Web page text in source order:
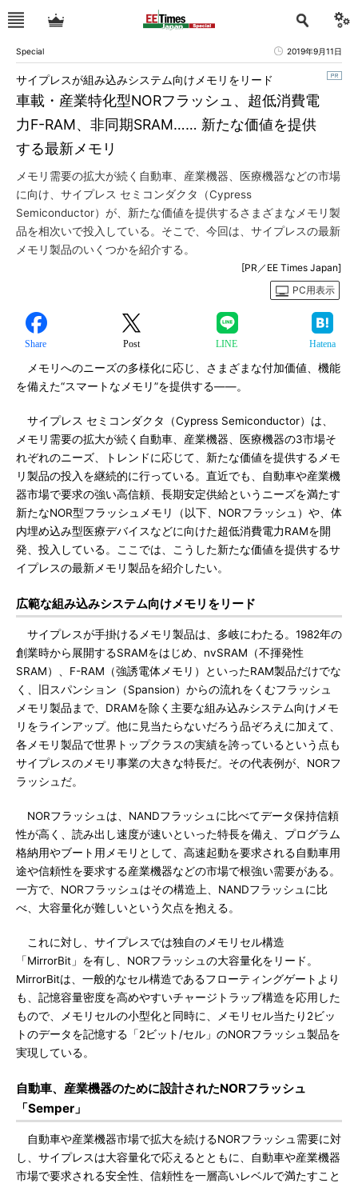
Special 2019年9月11日
車載・産業特化型NORフラッシュ、超低消費電
力F-RAM、非同期SRAM…… 新たな価値を提供
する最新メモリ
サイプレスが組み込みシステム向けメモリをリード
メモリ需要の拡大が続く自動車、産業機器、医療機器などの市場
に向け、サイプレス セミコンダクタ（Cypress
Semiconductor）が、新たな価値を提供するさまざまなメモリ製
品を相次いで投入している。そこで、今回は、サイプレスの最新
メモリ製品のいくつかを紹介する。
[PR／EE Times Japan]
PC用表示
Share Post LINE Hatena
メモリへのニーズの多様化に応じ、さまざまな付加価値、機能
を備えた“スマートなメモリ”を提供する――。
サイプレス セミコンダクタ（Cypress Semiconductor）は、
メモリ需要の拡大が続く自動車、産業機器、医療機器の3市場そ
れぞれのニーズ、トレンドに応じて、新たな価値を提供するメモ
リ製品の投入を継続的に行っている。直近でも、自動車や産業機
器市場で要求の強い高信頼、長期安定供給というニーズを満たす
新たなNOR型フラッシュメモリ（以下、NORフラッシュ）や、体
内埋め込み型医療デバイスなどに向けた超低消費電力RAMを開
発、投入している。ここでは、こうした新たな価値を提供するサ
イプレスの最新メモリ製品を紹介したい。
広範な組み込みシステム向けメモリをリード
サイプレスが手掛けるメモリ製品は、多岐にわたる。1982年の
創業時から展開するSRAMをはじめ、nvSRAM（不揮発性
SRAM）、F-RAM（強誘電体メモリ）といったRAM製品だけでな
く、旧スパンション（Spansion）からの流れをくむフラッシュ
メモリ製品まで、DRAMを除く主要な組み込みシステム向けメモ
リをラインアップ。他に見当たらないだろう品ぞろえに加えて、
各メモリ製品で世界トップクラスの実績を誇っているという点も
サイプレスのメモリ事業の大きな特長だ。その代表例が、NORフ
ラッシュだ。
NORフラッシュは、NANDフラッシュに比べてデータ保持信頼
性が高く、読み出し速度が速いといった特長を備え、プログラム
格納用やブート用メモリとして、高速起動を要求される自動車用
途や信頼性を要求する産業機器などの市場で根強い需要がある。
一方で、NORフラッシュはその構造上、NANDフラッシュに比
べ、大容量化が難しいという欠点を抱える。
これに対し、サイプレスでは独自のメモリセル構造
「MirrorBit」を有し、NORフラッシュの大容量化をリード。
MirrorBitは、一般的なセル構造であるフローティングゲートより
も、記憶容量密度を高めやすいチャージトラップ構造を応用した
もので、メモリセルの小型化と同時に、メモリセル当たり2ビッ
トのデータを記憶する「2ビット/セル」のNORフラッシュ製品を
実現している。
自動車、産業機器のために設計されたNORフラッシュ
「Semper」
自動車や産業機器市場で拡大を続けるNORフラッシュ需要に対
し、サイプレスは大容量化で応えるとともに、自動車や産業機器
市場で要求される安全性、信頼性を一層高いレベルで満たすこと